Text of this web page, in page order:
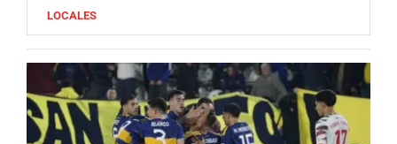
LOCALES